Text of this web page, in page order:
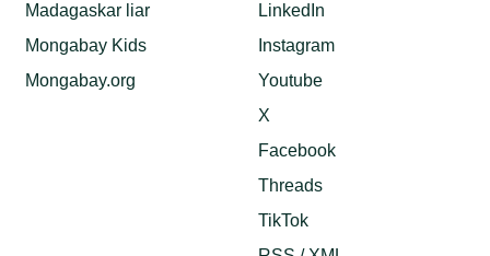
Madagaskar liar
Mongabay Kids
Mongabay.org
LinkedIn
Instagram
Youtube
X
Facebook
Threads
TikTok